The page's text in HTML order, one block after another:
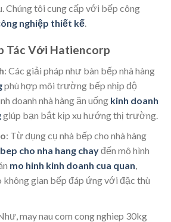
Chúng tôi cung cấp với bếp công
nghiệp thiết kế.
Tác Với Hatiencorp
: Các giải pháp như bàn bếp nhà hàng
phù hợp môi trường bếp nhịp độ
doanh nhà hàng ăn uống kinh doanh
giúp bạn bắt kịp xu hướng thị trường.
: Từ dụng cụ nhà bếp cho nhà hàng
cho nha hang chayđến mô hình
mo hinh kinh doanh cua quan,
không gian bếp đáp ứng với đặc thù
may nau com cong nghiep 30kg